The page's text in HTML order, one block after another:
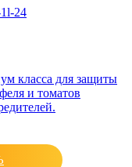
класса для защиты
и томатов